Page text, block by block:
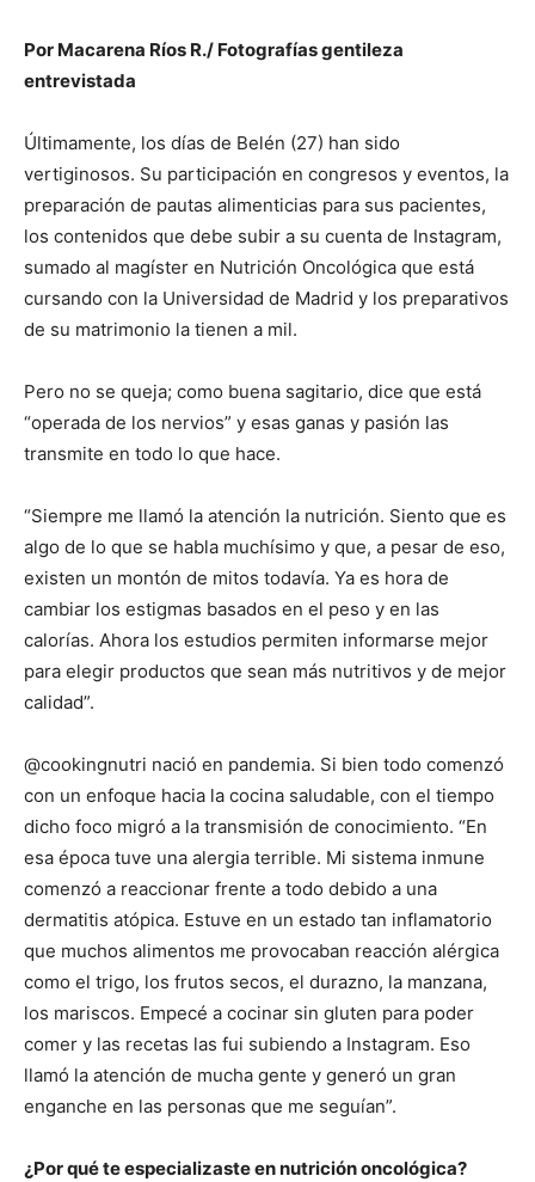
Por Macarena Ríos R./ Fotografías gentileza
entrevistada
Últimamente, los días de Belén (27) han sido
vertiginosos. Su participación en congresos y eventos, la
preparación de pautas alimenticias para sus pacientes,
los contenidos que debe subir a su cuenta de Instagram,
sumado al magíster en Nutrición Oncológica que está
cursando con la Universidad de Madrid y los preparativos
de su matrimonio la tienen a mil.
Pero no se queja; como buena sagitario, dice que está
“operada de los nervios” y esas ganas y pasión las
transmite en todo lo que hace.
“Siempre me llamó la atención la nutrición. Siento que es
algo de lo que se habla muchísimo y que, a pesar de eso,
existen un montón de mitos todavía. Ya es hora de
cambiar los estigmas basados en el peso y en las
calorías. Ahora los estudios permiten informarse mejor
para elegir productos que sean más nutritivos y de mejor
calidad”.
@cookingnutri nació en pandemia. Si bien todo comenzó
con un enfoque hacia la cocina saludable, con el tiempo
dicho foco migró a la transmisión de conocimiento. “En
esa época tuve una alergia terrible. Mi sistema inmune
comenzó a reaccionar frente a todo debido a una
dermatitis atópica. Estuve en un estado tan inflamatorio
que muchos alimentos me provocaban reacción alérgica
como el trigo, los frutos secos, el durazno, la manzana,
los mariscos. Empecé a cocinar sin gluten para poder
comer y las recetas las fui subiendo a Instagram. Eso
llamó la atención de mucha gente y generó un gran
enganche en las personas que me seguían”.
¿Por qué te especializaste en nutrición oncológica?